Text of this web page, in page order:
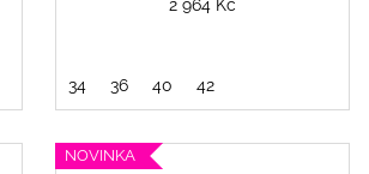
2 964 Kč
34 36 40 42
NOVINKA